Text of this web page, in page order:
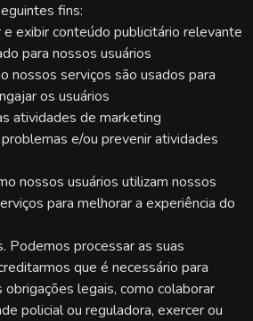
fins:
exibir conteúdo publicitário relevante
para nossos usuários
nossos serviços são usados para
os usuários
atividades de marketing
e/ou prevenir atividades
nossos usuários utilizam nossos
para melhorar a experiência do
Podemos processar as suas
que é necessário para
obrigações legais, como colaborar
policial ou reguladora, exercer ou